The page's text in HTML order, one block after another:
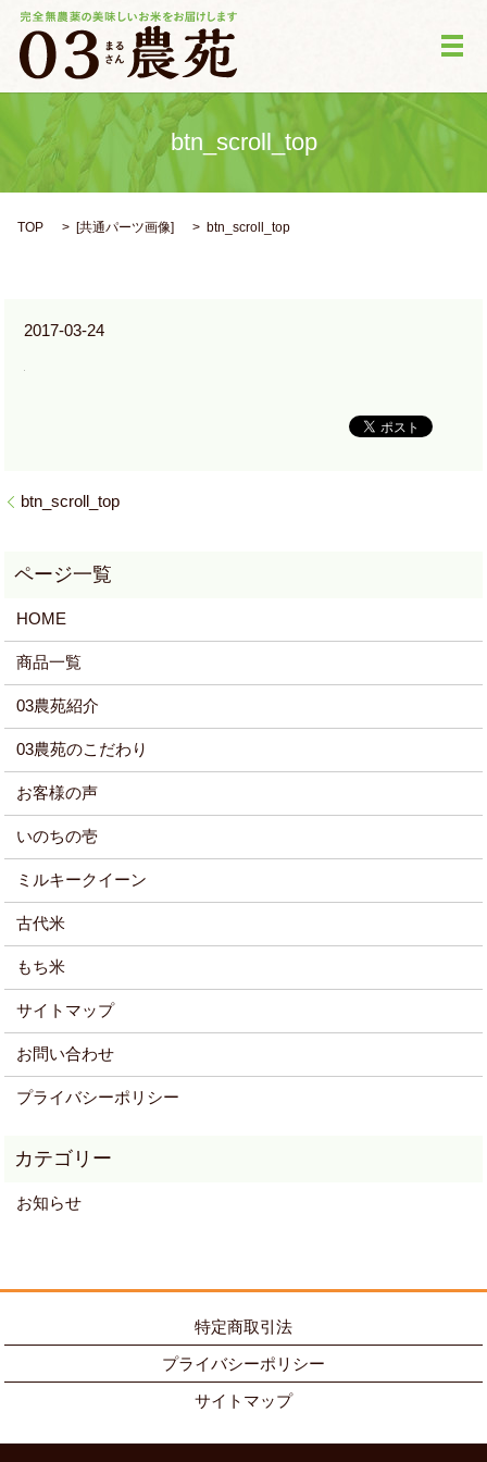
メ
btn_scroll_top
TOP [共通パーツ画像] btn_scroll_top
2017-03-24
btn_scroll_top
HOME
商品一覧
03農苑紹介
03農苑のこだわり
お客様の声
いのちの壱
ミルキークイーン
古代米
もち米
サイトマップ
お問い合わせ
プライバシーポリシー
お知らせ
特定商取引法
プライバシーポリシー
サイトマップ